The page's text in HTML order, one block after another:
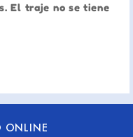
El traje no se tiene
ONLINE